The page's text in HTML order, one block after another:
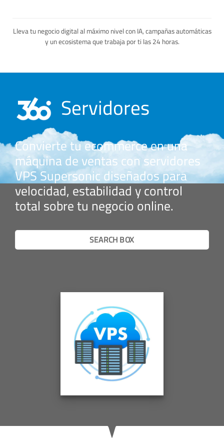
Lleva tu negocio digital al máximo nivel con IA, campañas automáticas
y un ecosistema que trabaja por ti las 24 horas.
Servidores
Convierte tu ecommerce en una
máquina de ventas con servidores
VPS Supersonic diseñados para
velocidad, estabilidad y control
total sobre tu negocio online.
SEARCH BOX